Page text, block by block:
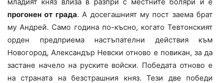
прогонен от града. А досегашният му пост заема брат
му Андрей. Само година по-късно, когато Тевтонският
орден предприема настъпателни действия към
Новогород, Александър Невски отново е повикан, за да
застане начело на руските войски. Победата отново е
на страната на безстрашния княз. Тези две победи